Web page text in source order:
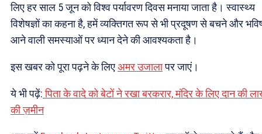
लिए हर साल 5 जून को विश्व पर्यावरण दिवस मनाया जाता है। स्वास्थ्य
विशेषज्ञों का कहना है, हमें व्यक्तिगत रूप से भी प्रदूषण से बचने और
आने वाली समस्याओं पर ध्यान देने की आवश्यकता है।
इस खबर को पूरा पढ़ने के लिएअमर उजालापर जाएं।
ये भी पढ़ें:पिता के वादे को बेटों ने रखा बरकरार, मंदिर के लिए दान की
की ज़मीन